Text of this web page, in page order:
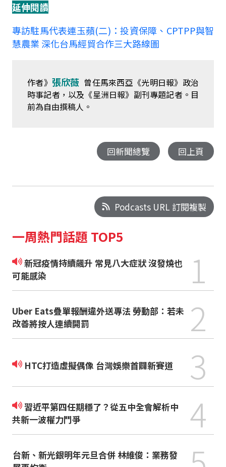
延伸閱讀
專訪駐馬代表連玉蘋(二)：投資保障、CPTPP與智
慧農業 深化台馬經貿合作三大路線圖
作者》 張欣薇 曾任馬來西亞《光明日報》政治
時事記者，以及《星洲日報》副刊專題記者。目
前為自由撰稿人。
回新聞總覽 回上頁
Podcasts URL 訂閱複製
一周熱門話題 TOP5
新冠疫情持續飆升 常見八大症狀 沒發燒也
可能感染
1
Uber Eats疊單報酬違外送專法 勞動部：若未
改善將按人連續開罰
2
HTC打造虛擬偶像 台灣娛樂首闢新賽道 3
習近平第四任期穩了？從五中全會解析中
共新一波權力鬥爭
4
台新、新光銀明年元旦合併 林維俊：業務發